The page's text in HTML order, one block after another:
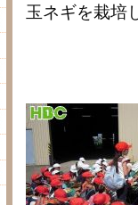
玉ネギを栽培